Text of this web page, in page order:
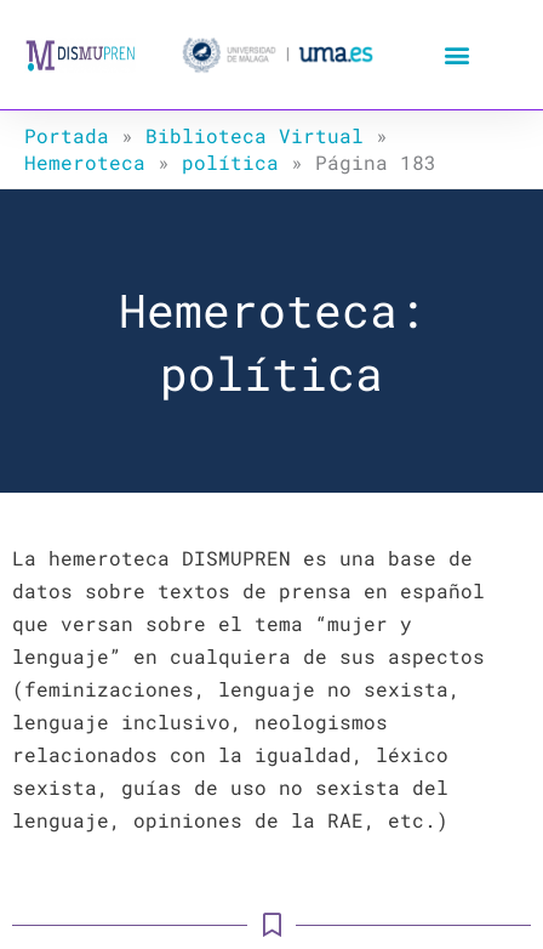
Portada » Biblioteca Virtual »
Hemeroteca » política » Página 183
Hemeroteca:
política
La hemeroteca DISMUPREN es una base de
datos sobre textos de prensa en español
que versan sobre el tema “mujer y
lenguaje” en cualquiera de sus aspectos
(feminizaciones, lenguaje no sexista,
lenguaje inclusivo, neologismos
relacionados con la igualdad, léxico
sexista, guías de uso no sexista del
lenguaje, opiniones de la RAE, etc.)